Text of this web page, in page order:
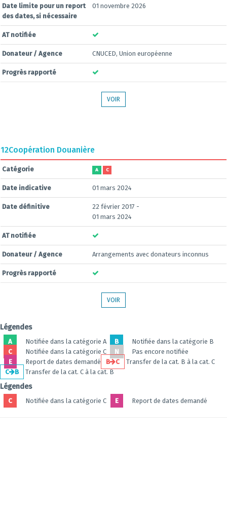
Date limite pour un report
des dates, si nécessaire
01 novembre 2026
AT notifiée
Donateur / Agence CNUCED, Union européenne
Progrès rapporté
VOIR
12Coopération Douanière
Catégorie A C
Date indicative 01 mars 2024
Date définitive
22 février 2017 -
01 mars 2024
AT notifiée
Donateur / Agence Arrangements avec donateurs inconnus
Progrès rapporté
VOIR
Légendes
A Notifiée dans la catégorie A B
Notifiée dans la catégorie B
C
Notifiée dans la catégorie C N
Pas encore notifiée
E
Report de dates demandé B C
Transfer de la cat. B à la cat. C
C
B Transfer de la cat. C à la cat. B
Légendes
C Notifiée dans la catégorie C E Report de dates demandé